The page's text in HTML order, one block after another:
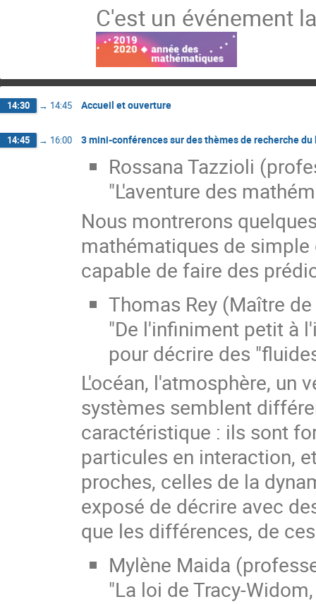
C'est un événement
14:30 → 14:45 Accueil et ouverture
14:45 → 16:00 3 mini-conférences sur des thèmes de recherche
Rossana Tazzioli
"L'aventure des
Nous montrerons
mathématiques de
capable de faire des
Thomas Rey (Maître
"De l'infiniment petit à
pour décrire des
L'océan, l'atmosphère, un
systèmes semblent
caractéristique : ils sont
particules en interaction,
proches, celles de la
exposé de décrire avec
que les différences, de
Mylène Maida
"La loi de Tracy-